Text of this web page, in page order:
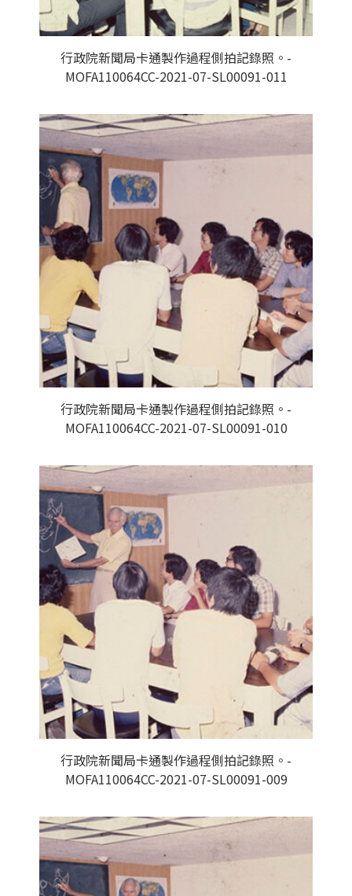
行政院新聞局卡通製作過程側拍記錄照。-
MOFA110064CC-2021-07-SL00091-011
行政院新聞局卡通製作過程側拍記錄照。-
MOFA110064CC-2021-07-SL00091-010
行政院新聞局卡通製作過程側拍記錄照。-
MOFA110064CC-2021-07-SL00091-009